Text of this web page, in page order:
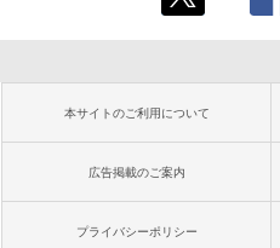
本サイトのご利用について
広告掲載のご案内
プライバシーポリシー